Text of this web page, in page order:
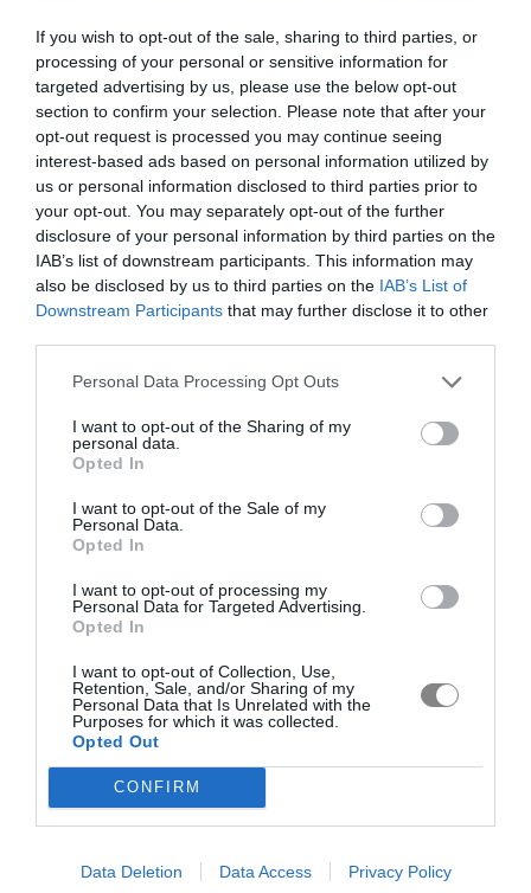
If you wish to opt-out of the sale, sharing to third parties, or
processing of your personal or sensitive information for
targeted advertising by us, please use the below opt-out
section to confirm your selection. Please note that after your
opt-out request is processed you may continue seeing
interest-based ads based on personal information utilized by
us or personal information disclosed to third parties prior to
your opt-out. You may separately opt-out of the further
disclosure of your personal information by third parties on the
IAB’s list of downstream participants. This information may
also be disclosed by us to third parties on the IAB’s List of
Downstream Participants that may further disclose it to other
Personal Data Processing Opt Outs
I want to opt-out of the Sharing of my
personal data.
Opted In
I want to opt-out of the Sale of my
Personal Data.
Opted In
I want to opt-out of processing my
Personal Data for Targeted Advertising.
Opted In
I want to opt-out of Collection, Use,
Retention, Sale, and/or Sharing of my
Personal Data that Is Unrelated with the
Purposes for which it was collected.
Opted Out
CONFIRM
Data Deletion Data Access Privacy Policy